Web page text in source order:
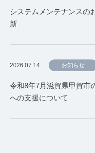
システムメンテナンスの
新
2026.07.14 お知らせ
令和8年7月滋賀県甲賀市
への支援について